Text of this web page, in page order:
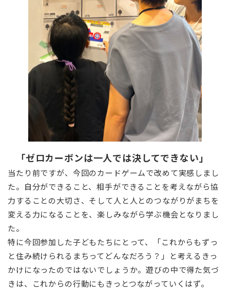
「ゼロカーボンは一人では決してできない」
当たり前ですが、今回のカードゲームで改めて実感しまし
た。自分ができること、相手ができることを考えながら協
力することの大切さ、そして人と人とのつながりがまちを
変える力になることを、楽しみながら学ぶ機会となりまし
た。
特に今回参加した子どもたちにとって、「これからもずっ
と住み続けられるまちってどんなだろう？」と考えるきっ
かけになったのではないでしょうか。遊びの中で得た気づ
きは、これからの行動にもきっとつながっていくはず。